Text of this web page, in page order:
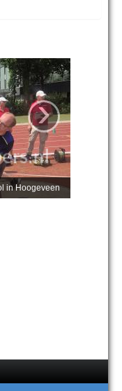
in Hoogeveen
›